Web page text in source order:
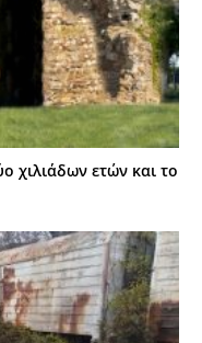
χιλιάδων ετών και το